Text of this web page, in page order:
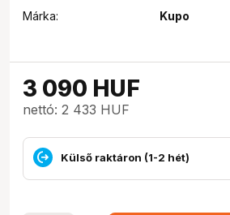
Márka:
Kupo
3 090 HUF
nettó: 2 433 HUF
Külső raktáron (1-2 hét)